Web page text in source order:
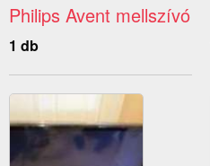
Philips Avent mellszívó
1 db